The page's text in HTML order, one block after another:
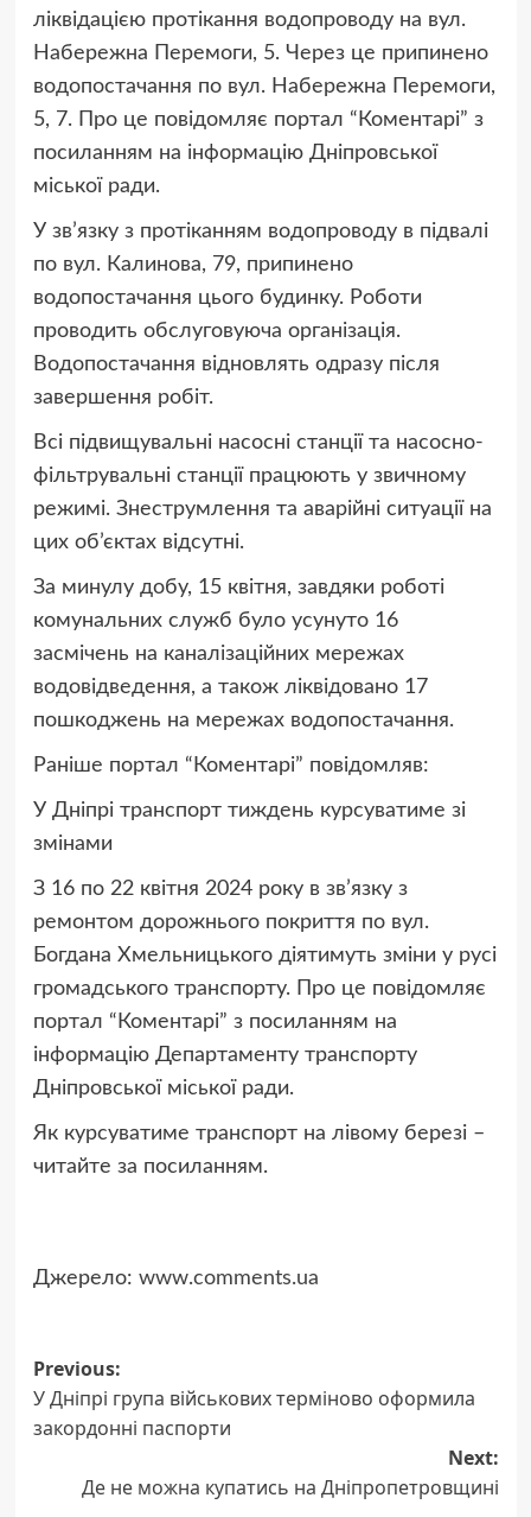
ліквідацією протікання водопроводу на вул.
Набережна Перемоги, 5. Через це припинено
водопостачання по вул. Набережна Перемоги,
5, 7. Про це повідомляє портал “Коментарі” з
посиланням на інформацію Дніпровської
міської ради.
У зв’язку з протіканням водопроводу в підвалі
по вул. Калинова, 79, припинено
водопостачання цього будинку. Роботи
проводить обслуговуюча організація.
Водопостачання відновлять одразу після
завершення робіт.
Всі підвищувальні насосні станції та насосно-
фільтрувальні станції працюють у звичному
режимі. Знеструмлення та аварійні ситуації на
цих об’єктах відсутні.
За минулу добу, 15 квітня, завдяки роботі
комунальних служб було усунуто 16
засмічень на каналізаційних мережах
водовідведення, а також ліквідовано 17
пошкоджень на мережах водопостачання.
Раніше портал “Коментарі” повідомляв:
У Дніпрі транспорт тиждень курсуватиме зі
змінами
З 16 по 22 квітня 2024 року в зв’язку з
ремонтом дорожнього покриття по вул.
Богдана Хмельницького діятимуть зміни у русі
громадського транспорту. Про це повідомляє
портал “Коментарі” з посиланням на
інформацію Департаменту транспорту
Дніпровської міської ради.
Як курсуватиме транспорт на лівому березі –
читайте за посиланням.
Джерело: www.comments.ua
Post
navigation
Previous:
У Дніпрі група військових терміново оформила
закордонні паспорти
Next:
Де не можна купатись на Дніпропетровщині